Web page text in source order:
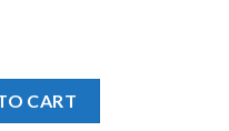
CART